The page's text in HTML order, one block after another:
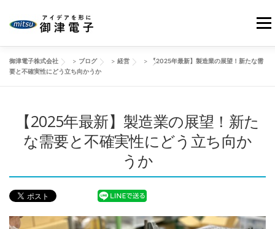
ン
メニ
HOME 当社の強み
会社情報 製品事例 改善動画 ブログ
御津電子株式会社 > ブログ > 経営 >
【2025年最新】製造業の展望！新たな需
要と不確実性にどう立ち向かうか
【2025年最新】製造業の展望！新た
な需要と不確実性にどう立ち向か
うか